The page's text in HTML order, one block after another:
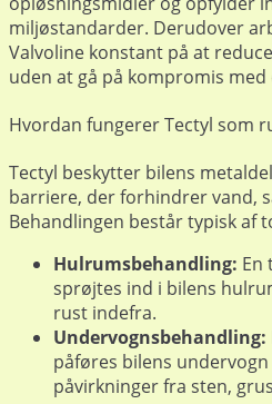
miljøstandarder. Derudover
Valvoline konstant på at
uden at gå på kompromis
Hvordan fungerer Tectyl som
Tectyl beskytter bilens
barriere, der forhindrer vand,
Behandlingen består typisk af
Hulrumsbehandling: En
sprøjtes ind i bilens
rust indefra.
Undervognsbehandling:
påføres bilens
påvirkninger fra sten,